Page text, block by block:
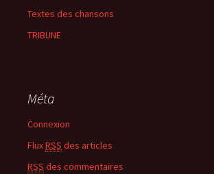
Textes des chansons
TRIBUNE
Méta
Connexion
FluxRSS des articles
RSS des commentaires